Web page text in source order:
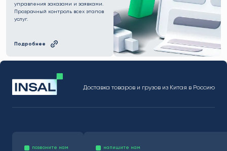
управления заказами и заявками.
Прозрачный контроль всех этапов
услуг.
Подробнее
Доставка товаров и грузов из Китая в Россию
позвоните нам напишите нам